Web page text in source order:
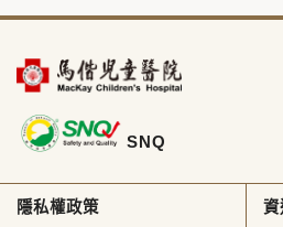
SNQ
隱私權政策 資